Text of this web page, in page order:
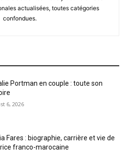
actualisées, toutes catégories
confondues.
Portman en couple : toute son
6, 2026
Fares : biographie, carrière et vie de
franco-marocaine